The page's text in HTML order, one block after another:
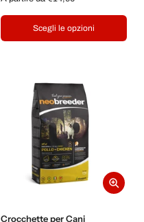
Scegli le opzioni
Crocchette per Cani